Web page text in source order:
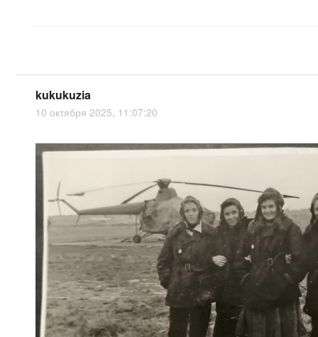
kukukuzia
10 октября 2025, 11:07:20